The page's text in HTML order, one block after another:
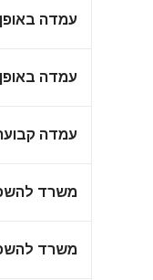
עמדה
עמדה
עמדה
משרד
משרד